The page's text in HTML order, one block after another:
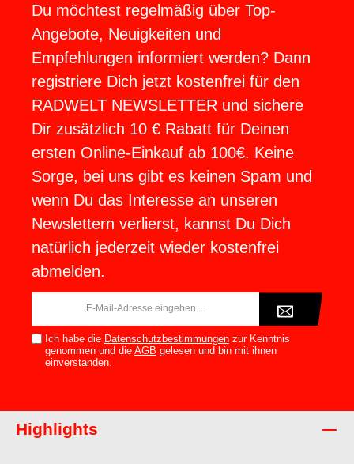
Du möchtest regelmäßig über Top-
Angebote, Neuigkeiten und
Empfehlungen informiert werden? Dann
registriere Dich jetzt kostenfrei für den
RADWELT NEWSLETTER und sichere
Dir zusätzlich 10 € Rabatt für Deinen
ersten Online-Einkauf ab 100€. Keine
Sorge, bei uns gibt es keinen Spam und
wenn Du das Interesse an unseren
Newslettern verlierst, kannst Du Dich
natürlich jederzeit wieder kostenfrei
abmelden.
Ich habe die Datenschutzbestimmungenzur Kenntnis
genommen und die AGB gelesen und bin mit ihnen
einverstanden.
Highlights